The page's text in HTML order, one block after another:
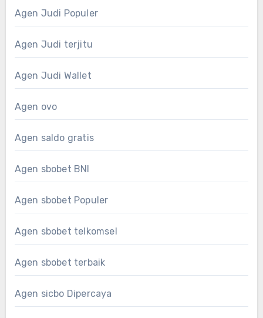
Agen Judi Populer
Agen Judi terjitu
Agen Judi Wallet
Agen ovo
Agen saldo gratis
Agen sbobet BNI
Agen sbobet Populer
Agen sbobet telkomsel
Agen sbobet terbaik
Agen sicbo Dipercaya